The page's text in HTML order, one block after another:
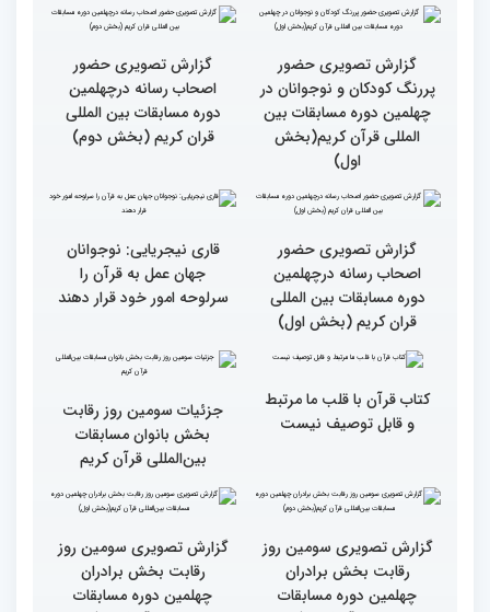
کریم از حسینیه جماران
میلاد
جزئیات چهارمین روز رقابت
بخش برادران مسابقات
بین‌المللی قرآن کریم
گزارش تصویری حضور
پررنگ کودکان و نوجوانان در
المللی قرآن کریم(بخش
دوم)
گزارش تصویری حضور
پررنگ کودکان و نوجوانان در
چهلمین دوره مسابقات بین
اول)
گزارش تصویری حضور
دوره مسابقات بین المللی
قران کریم (بخش دوم)
گزارش تصویری حضور
اصحاب رسانه درچهلمین
دوره مسابقات بین المللی
قران کریم (بخش اول)
قاری نیجریایی: نوجوانان
جهان عمل به قرآن را
سرلوحه امور خود قرار دهند